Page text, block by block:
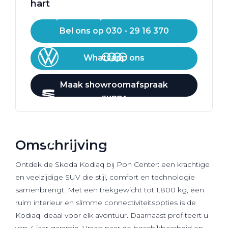
hart
Bel ons op 030 - 29 16 370
Whatsapp ons
Maak showroomafspraak
Omschrijving
Ontdek de Skoda Kodiaq bij Pon Center: een krachtige
en veelzijdige SUV die stijl, comfort en technologie
samenbrengt. Met een trekgewicht tot 1.800 kg, een
ruim interieur en slimme connectiviteitsopties is de
Kodiaq ideaal voor elk avontuur. Daarnaast profiteert u